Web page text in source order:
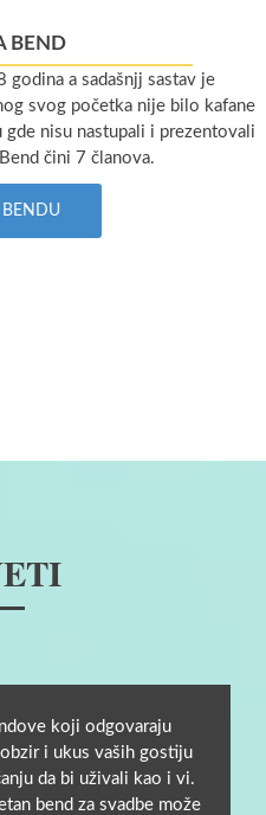
BEND
a sadašnjj sastav je
svog početka nije bilo kafane
nisu nastupali i prezentovali
čini 7 članova.
BENDU
koji odgovaraju
i ukus vaših gostiju
da bi uživali kao i vi.
bend za svadbe može